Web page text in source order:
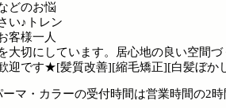
どのお悩
い♪トレン
客様一人
大切にしています。居心地の良い空間
迎です★[髪質改善][縮毛矯正][白髪ぼか
ーマ・カラーの受付時間は営業時間の2